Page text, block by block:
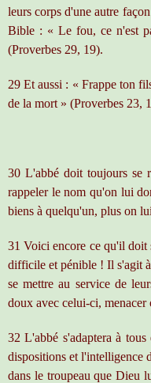
leurs corps d'une autre
Bible : « Le fou, ce n'est
(Proverbes 29, 19).
29 Et aussi : « Frappe ton
de la mort » (Proverbes 23,
30 L'abbé doit toujours se
rappeler le nom qu'on lui
biens à quelqu'un, plus on
31 Voici encore ce qu'il doit
difficile et pénible ! Il s'agit
se mettre au service de
doux avec celui-ci,
32 L'abbé s'adaptera à
dispositions et l'intelligence
dans le troupeau que Dieu